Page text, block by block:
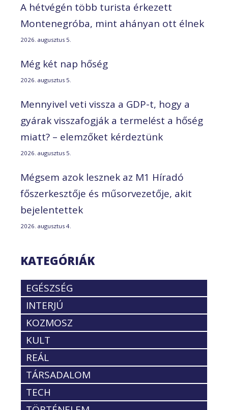
A hétvégén több turista érkezett
Montenegróba, mint ahányan ott élnek
2026. augusztus 5.
Még két nap hőség
2026. augusztus 5.
Mennyivel veti vissza a GDP-t, hogy a
gyárak visszafogják a termelést a hőség
miatt? – elemzőket kérdeztünk
2026. augusztus 5.
Mégsem azok lesznek az M1 Híradó
főszerkesztője és műsorvezetője, akit
bejelentettek
2026. augusztus 4.
KATEGÓRIÁK
EGÉSZSÉG
INTERJÚ
KOZMOSZ
KULT
REÁL
TÁRSADALOM
TECH